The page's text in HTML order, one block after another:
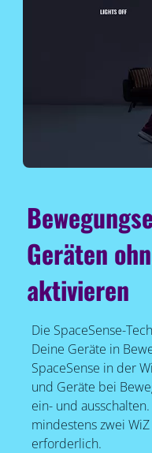
Geräten
aktivieren
Die SpaceSense-
Deine Geräte in
SpaceSense in der
und Geräte bei
ein- und
mindestens zwei
erforderlich.